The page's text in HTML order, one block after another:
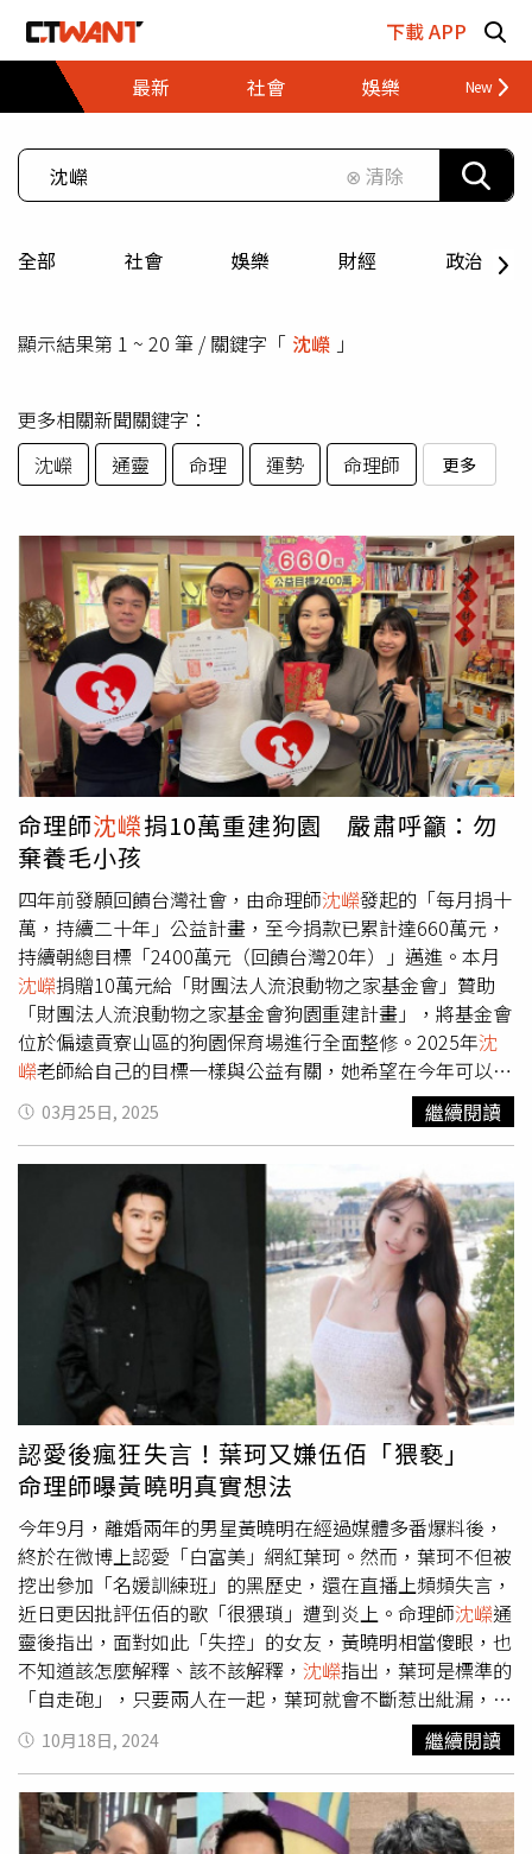
下載 APP
最新
社會 娛樂 財經
⊗ 清除
全部 社會 娛樂 財經 政治
顯示結果第 1 ~ 20 筆 / 關鍵字「 沈嶸 」
更多相關新聞關鍵字：
沈嶸
通靈 命理 運勢 命理師 更多
命理師沈嶸捐10萬重建狗園 嚴肅呼籲：勿
棄養毛小孩
四年前發願回饋台灣社會，由命理師沈嶸發起的「每月捐十
萬，持續二十年」公益計畫，至今捐款已累計達660萬元，
持續朝總目標「2400萬元（回饋台灣20年）」邁進。本月
沈嶸捐贈10萬元給「財團法人流浪動物之家基金會」贊助
「財團法人流浪動物之家基金會狗園重建計畫」，將基金會
位於偏遠貢寮山區的狗園保育場進行全面整修。2025年沈
嶸老師給自己的目標一樣與公益有關，她希望在今年可以有
餘力做更多善事，而行善的目標不僅僅限於人類，還包含動
物們，希望可以發揮更多的力量幫助台灣社會需要幫助的弱
勢們。被問到命理學角度，如何看待那些遺棄、棄養的行
為，老師很嚴肅的呼籲：「隨意遺棄、棄養自己的毛小孩，
等同棄珍貴的生命於不顧，在因果上其實是犯了「遺棄」、
「不負責任」等惡業，而這些惡業往後都將返回棄養者身
上，不可不慎。」沈嶸
老師目前家裡有兩隻兩隻可愛的馬爾
濟斯犬，一直都把牠們當自己的小孩一樣愛護，即使狗狗生
病，也一定會帶牠們去最好的動物醫院治療，把牠們當做人
類至親一般照顧，而這兩隻毛孩也帶給沈老師生活中很大的
快樂與安慰。提到流浪毛孩的議題，沈嶸
老師分享：「每一
個毛孩都是一個珍貴的生命，看到無家可歸的毛孩們三餐露
宿街頭，真的很不忍心，希望大家都可以盡一份心力，幫助
無家可歸的浪浪們可以有一個溫暖的避風港。沈嶸長年關注
浪浪議題。（圖／財團法人流浪動物之家基金會提供）
03月25日, 2025 繼續閱讀
認愛後瘋狂失言！葉珂又嫌伍佰「猥褻」
命理師曝黃曉明真實想法
今年9月，離婚兩年的男星黃曉明在經過媒體多番爆料後，
終於在微博上認愛「白富美」網紅葉珂。然而，葉珂不但被
挖出參加「名媛訓練班」的黑歷史，還在直播上頻頻失言，
近日更因批評伍佰的歌「很猥瑣」遭到炎上。命理師沈嶸通
靈後指出，面對如此「失控」的女友，黃曉明相當傻眼，也
不知道該怎麼解釋、該不該解釋， 沈嶸指出，葉珂是標準的
「自走砲」，只要兩人在一起，葉珂就會不斷惹出紕漏，甚
至會帶衰黃曉明。黃曉明早在今年5月就被爆料疑似熱戀網
紅企業家葉珂，更有網友指出女方已婚育有2子，黃曉明疑
似當「小王」，當時女方發表聲明表示已離婚，但沒有承認
兩人的關係。直到今年中秋節，網路上盛傳他們兩人已秘
婚，最後才由黃曉明在微博上發文「抱歉占用公共資源，大
10月18日, 2024 繼續閱讀